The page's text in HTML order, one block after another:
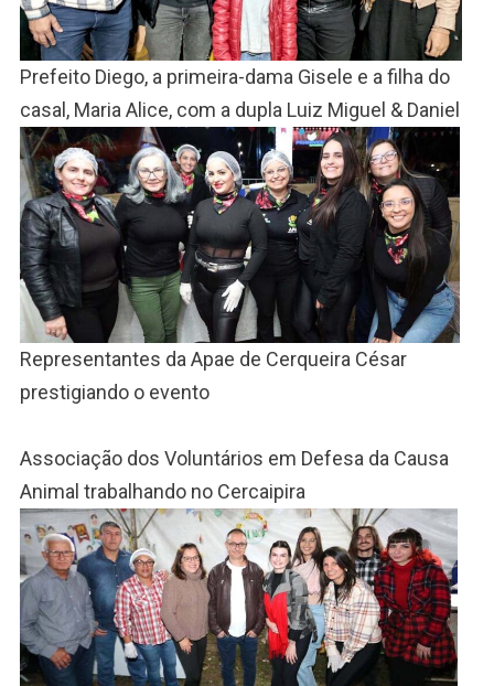
Prefeito Diego, a primeira-dama Gisele e a filha do
casal, Maria Alice, com a dupla Luiz Miguel & Daniel
Representantes da Apae de Cerqueira César
prestigiando o evento
Associação dos Voluntários em Defesa da Causa
Animal trabalhando no Cercaipira